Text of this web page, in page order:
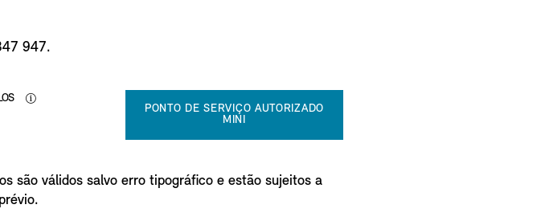
947.
PONTO DE SERVIÇO AUTORIZADO
MINI
são válidos salvo erro tipográfico e estão sujeitos a